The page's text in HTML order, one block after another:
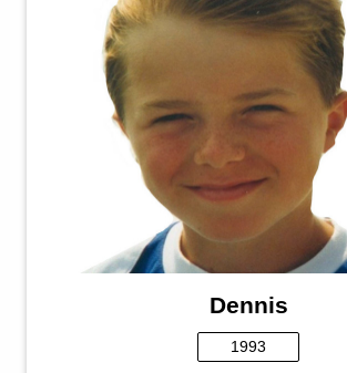
Dennis
1993